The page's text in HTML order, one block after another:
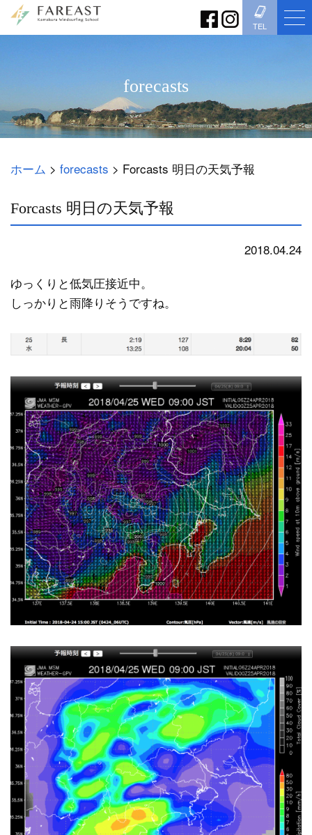
TEL
forecasts
ホーム > forecasts > Forcasts 明日の天気予報
Forcasts 明日の天気予報
2018.04.24
ゆっくりと低気圧接近中。
しっかりと雨降りそうですね。